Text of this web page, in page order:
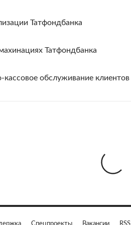
Татфондбанка
Татфондбанка
кассовое обслуживание клиентов